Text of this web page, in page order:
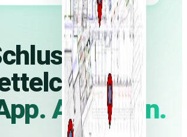
mit
Alles drin.